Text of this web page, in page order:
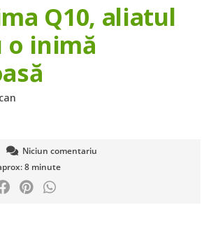
Q10, aliatul
o inimă
Niciun comentariu
8 minute